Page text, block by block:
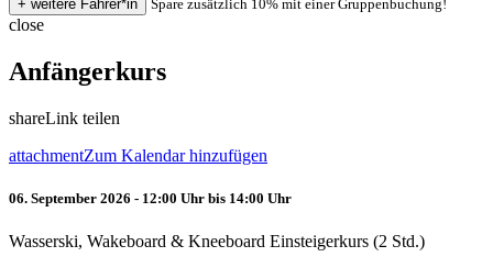
Spare zusätzlich 10% mit einer Gruppenbuchung!
close
Anfängerkurs
shareLink teilen
attachmentZum Kalendar hinzufügen
06. September 2026 - 12:00 Uhr bis 14:00 Uhr
Wasserski, Wakeboard & Kneeboard Einsteigerkurs (2 Std.)